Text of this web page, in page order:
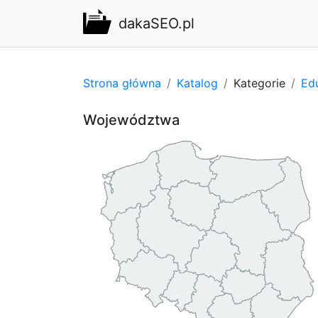
dakaSEO.pl
Strona główna Katalog Kategorie
Województwa